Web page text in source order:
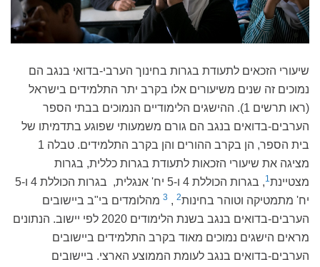
שיעורי הזכאים לתעודת בגרות בחינוך הערבי-בדואי בנגב הם
נמוכים זה שנים משיעורים אלו בקרב יתר התלמידים בישראל
(ראו תרשים 1). ההישגים הלימודיים הנמוכים בבתי הספר
הערבים-בדואים בנגב הם גורם משמעותי שפוגע בתדמיתו של
בית הספר, הן בקרב ההורים והן בקרב התלמידים. טבלה 1
מציגה את שיעורי הזכאות לתעודת בגרות כללית, בגרות
מצטיינת 1
, בגרות הכוללת 4 ו-5 יח' אנגלית, בגרות הכוללת 4 ו-5
יח' מתמטיקה וטוהר בחינות2
,
3 מהלומדים בי"ב ביישובים
הערבים-בדואים בנגב בשנת הלימודים 2020 לפי יישוב. הנתונים
מראים הישגים נמוכים מאוד בקרב התלמידים ביישובים
הערבים-בדואים בנגב לעומת הממוצע הארצי. ביישובים